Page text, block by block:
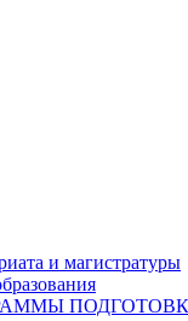
и магистратуры